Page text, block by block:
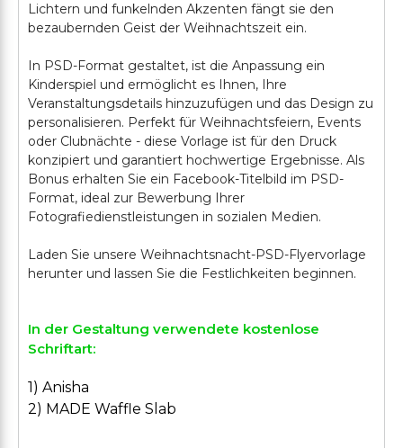
Lichtern und funkelnden Akzenten fängt sie den
bezaubernden Geist der Weihnachtszeit ein.
In PSD-Format gestaltet, ist die Anpassung ein
Kinderspiel und ermöglicht es Ihnen, Ihre
Veranstaltungsdetails hinzuzufügen und das Design zu
personalisieren. Perfekt für Weihnachtsfeiern, Events
oder Clubnächte - diese Vorlage ist für den Druck
konzipiert und garantiert hochwertige Ergebnisse. Als
Bonus erhalten Sie ein Facebook-Titelbild im PSD-
Format, ideal zur Bewerbung Ihrer
Fotografiedienstleistungen in sozialen Medien.
Laden Sie unsere Weihnachtsnacht-PSD-Flyervorlage
In der Gestaltung verwendete kostenlose
Schriftart:
1) Anisha
2) MADE Waffle Slab